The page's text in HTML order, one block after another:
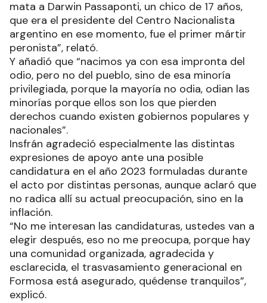
mata a Darwin Passaponti, un chico de 17 años,
que era el presidente del Centro Nacionalista
argentino en ese momento, fue el primer mártir
peronista”, relató.
Y añadió que “nacimos ya con esa impronta del
odio, pero no del pueblo, sino de esa minoría
privilegiada, porque la mayoría no odia, odian las
minorías porque ellos son los que pierden
derechos cuando existen gobiernos populares y
nacionales”.
Insfrán agradeció especialmente las distintas
expresiones de apoyo ante una posible
candidatura en el año 2023 formuladas durante
el acto por distintas personas, aunque aclaró que
no radica allí su actual preocupación, sino en la
inflación.
“No me interesan las candidaturas, ustedes van a
elegir después, eso no me preocupa, porque hay
una comunidad organizada, agradecida y
esclarecida, el trasvasamiento generacional en
Formosa está asegurado, quédense tranquilos”,
explicó.